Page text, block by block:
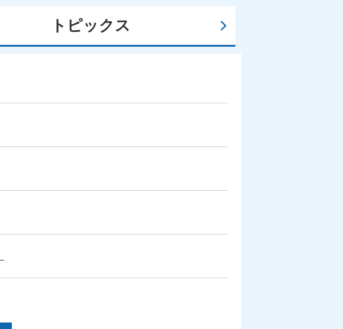
トピックス